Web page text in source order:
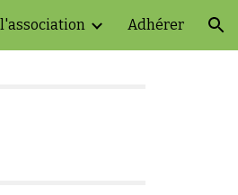
Adhérer